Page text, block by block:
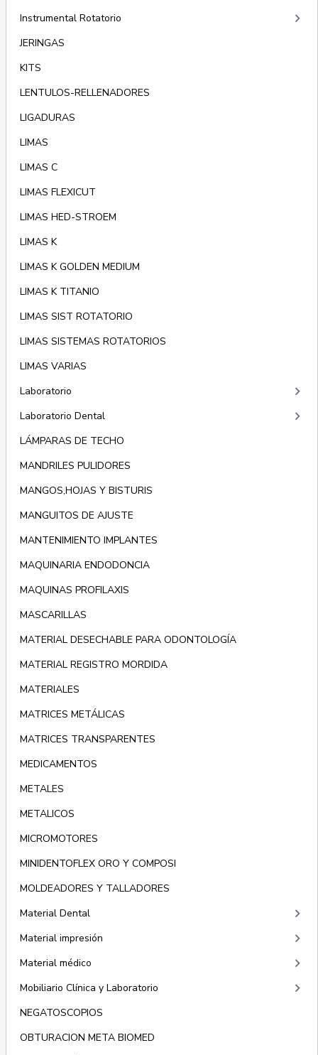
Instrumental Rotatorio keyboard_arrow_right
JERINGAS
KITS
LENTULOS-RELLENADORES
LIGADURAS
LIMAS
LIMAS C
LIMAS FLEXICUT
LIMAS HED-STROEM
LIMAS K
LIMAS K GOLDEN MEDIUM
LIMAS K TITANIO
LIMAS SIST ROTATORIO
LIMAS SISTEMAS ROTATORIOS
LIMAS VARIAS
Laboratorio
keyboard_arrow_right
Laboratorio Dental keyboard_arrow_right
LÁMPARAS DE TECHO
MANDRILES PULIDORES
MANGOS,HOJAS Y BISTURIS
MANGUITOS DE AJUSTE
MANTENIMIENTO IMPLANTES
MAQUINARIA ENDODONCIA
MAQUINAS PROFILAXIS
MASCARILLAS
MATERIAL DESECHABLE PARA ODONTOLOGÍA
MATERIAL REGISTRO MORDIDA
MATERIALES
MATRICES METÁLICAS
MATRICES TRANSPARENTES
MEDICAMENTOS
METALES
METALICOS
MICROMOTORES
MINIDENTOFLEX ORO Y COMPOSI
MOLDEADORES Y TALLADORES
Material Dental
keyboard_arrow_right
Material impresión keyboard_arrow_right
Material médico keyboard_arrow_right
Mobiliario Clínica y Laboratorio keyboard_arrow_right
NEGATOSCOPIOS
OBTURACION META BIOMED